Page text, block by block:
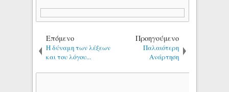
Επόμενο
Η δύναμη των λέξεων
και του λόγου...
Προηγούμενο
Παλαιότερη
Ανάρτηση